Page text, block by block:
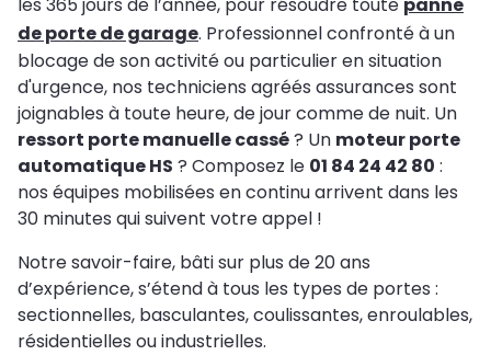
de porte de garage. Professionnel confronté à un
blocage de son activité ou particulier en situation
d'urgence, nos techniciens agréés assurances sont
joignables à toute heure, de jour comme de nuit. Un
ressort porte manuelle cassé? Un moteur porte
automatique HS ? Composez le 01 84 24 42 80 :
nos équipes mobilisées en continu arrivent dans les
30 minutes qui suivent votre appel !
Notre savoir-faire, bâti sur plus de 20 ans
d’expérience, s’étend à tous les types de portes :
sectionnelles, basculantes, coulissantes, enroulables,
résidentielles ou industrielles.